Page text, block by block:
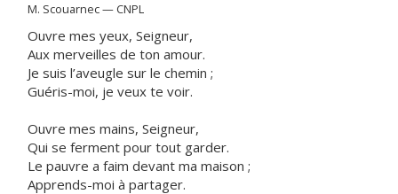
M. Scouarnec — CNPL
Ouvre mes yeux, Seigneur,
Aux merveilles de ton amour.
Je suis l’aveugle sur le chemin ;
Guéris-moi, je veux te voir.
Ouvre mes mains, Seigneur,
Qui se ferment pour tout garder.
Le pauvre a faim devant ma maison ;
Apprends-moi à partager.